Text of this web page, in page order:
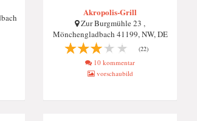
Akropolis-Grill
Zur Burgmühle 23 ,
Mönchengladbach 41199, NW, DE
(22)
10 kommentar
vorschaubild